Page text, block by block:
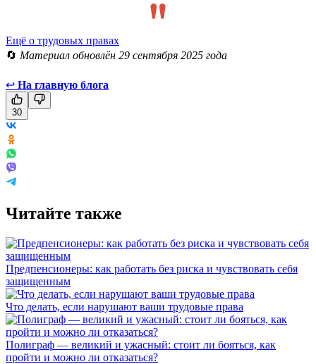
Ещё о трудовых правах
🔄 Материал обновлён 29 сентября 2025 года
↩ На главную блога
30
Читайте также
Предпенсионеры: как работать без риска и чувствовать себя
защищенным
Что делать, если нарушают ваши трудовые права
Полиграф — великий и ужасный: стоит ли бояться, как
пройти и можно ли отказаться?